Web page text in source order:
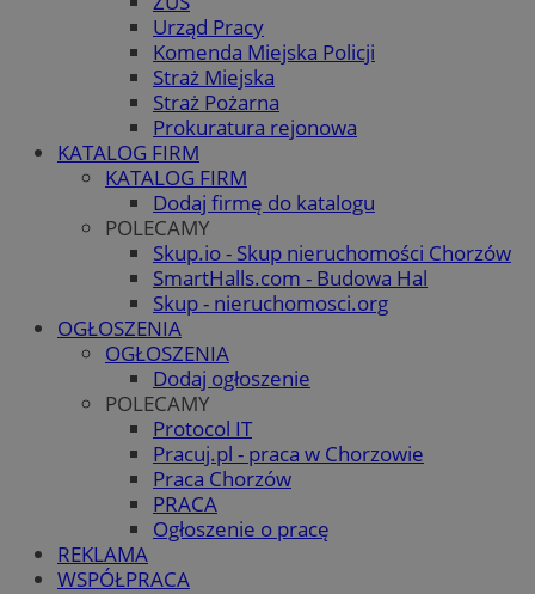
Urząd Pracy
Komenda Miejska Policji
Straż Miejska
Straż Pożarna
Prokuratura rejonowa
KATALOG FIRM
KATALOG FIRM
Dodaj firmę do katalogu
POLECAMY
Skup.io - Skup nieruchomości Chorzów
SmartHalls.com - Budowa Hal
Skup - nieruchomosci.org
OGŁOSZENIA
OGŁOSZENIA
Dodaj ogłoszenie
POLECAMY
Protocol IT
Pracuj.pl - praca w Chorzowie
Praca Chorzów
PRACA
Ogłoszenie o pracę
REKLAMA
WSPÓŁPRACA